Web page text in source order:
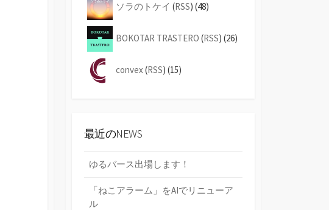
ソラのトケイ (RSS) (48)
BOKOTAR TRASTERO (RSS) (26)
convex(RSS) (15)
最近のNEWS
ゆるバース出場します！
「ねこアラーム」をAIでリニューア
ル